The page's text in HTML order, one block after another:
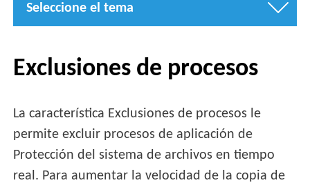
Seleccione el tema
Exclusiones de procesos
La característica Exclusiones de procesos le
permite excluir procesos de aplicación de
Protección del sistema de archivos en tiempo
real. Para aumentar la velocidad de la copia de